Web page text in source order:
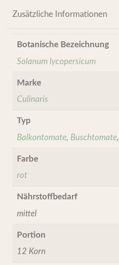
Zusätzliche Informationen
Botanische Bezeichnung
Solanum lycopersicum
Marke
Culinaris
Typ
Balkontomate, Buschtomate,
Farbe
rot
Nährstoffbedarf
mittel
Portion
12 Korn